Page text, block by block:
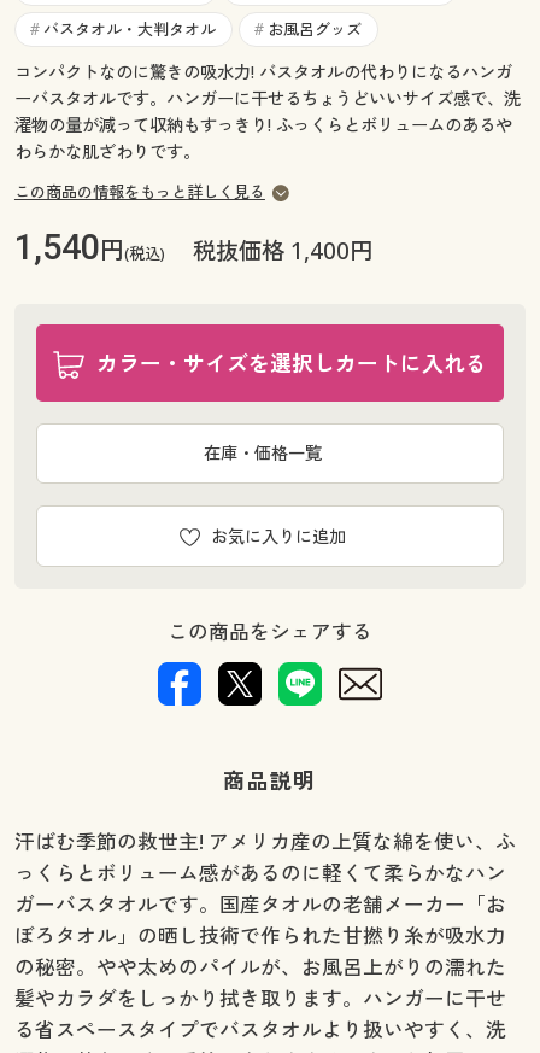
サポート
ご利用ガイド
よくある質問とお問い合わせ
ご利用ガイド
よくある質問とお問い合わせ
# バスタオル・大判タオル # お風呂グッズ
コンパクトなのに驚きの吸水力! バスタオルの代わりになるハンガ
ーバスタオルです。ハンガーに干せるちょうどいいサイズ感で、洗
濯物の量が減って収納もすっきり! ふっくらとボリュームのあるや
わらかな肌ざわりです。
この商品の情報をもっと詳しく見る
1,540円(税込) 税抜価格 1,400円
カラー・サイズを選択しカートに入れる
お気に入りに追加
在庫・価格一覧
この商品をシェアする
商品説明
汗ばむ季節の救世主! アメリカ産の上質な綿を使い、ふ
っくらとボリューム感があるのに軽くて柔らかなハン
ガーバスタオルです。国産タオルの老舗メーカー「お
ぼろタオル」の晒し技術で作られた甘撚り糸が吸水力
の秘密。やや太めのパイルが、お風呂上がりの濡れた
髪やカラダをしっかり拭き取ります。ハンガーに干せ
る省スペースタイプでバスタオルより扱いやすく、洗